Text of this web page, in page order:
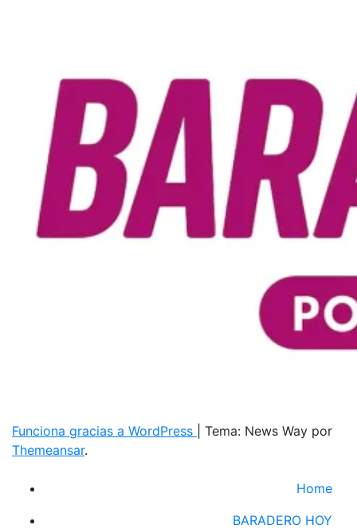
Funciona gracias a WordPress
Tema: News Way por
Themeansar.
Home
BARADERO HOY